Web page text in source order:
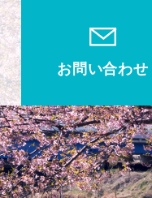
お問い合わせ